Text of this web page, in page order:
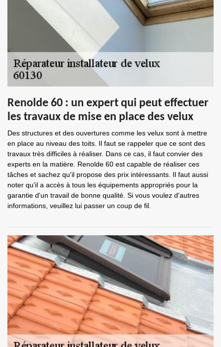
Renolde 60 : un expert qui peut effectuer
les travaux de mise en place des velux
Des structures et des ouvertures comme les velux sont à mettre
en place au niveau des toits. Il faut se rappeler que ce sont des
travaux très difficiles à réaliser. Dans ce cas, il faut convier des
experts en la matière. Renolde 60 est capable de réaliser ces
tâches et sachez qu'il propose des prix intéressants. Il faut aussi
noter qu'il a accès à tous les équipements appropriés pour la
garantie d'un travail de bonne qualité. Si vous voulez d'autres
informations, veuillez lui passer un coup de fil.